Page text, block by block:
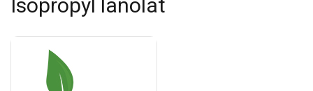
Isopropyl lanolát